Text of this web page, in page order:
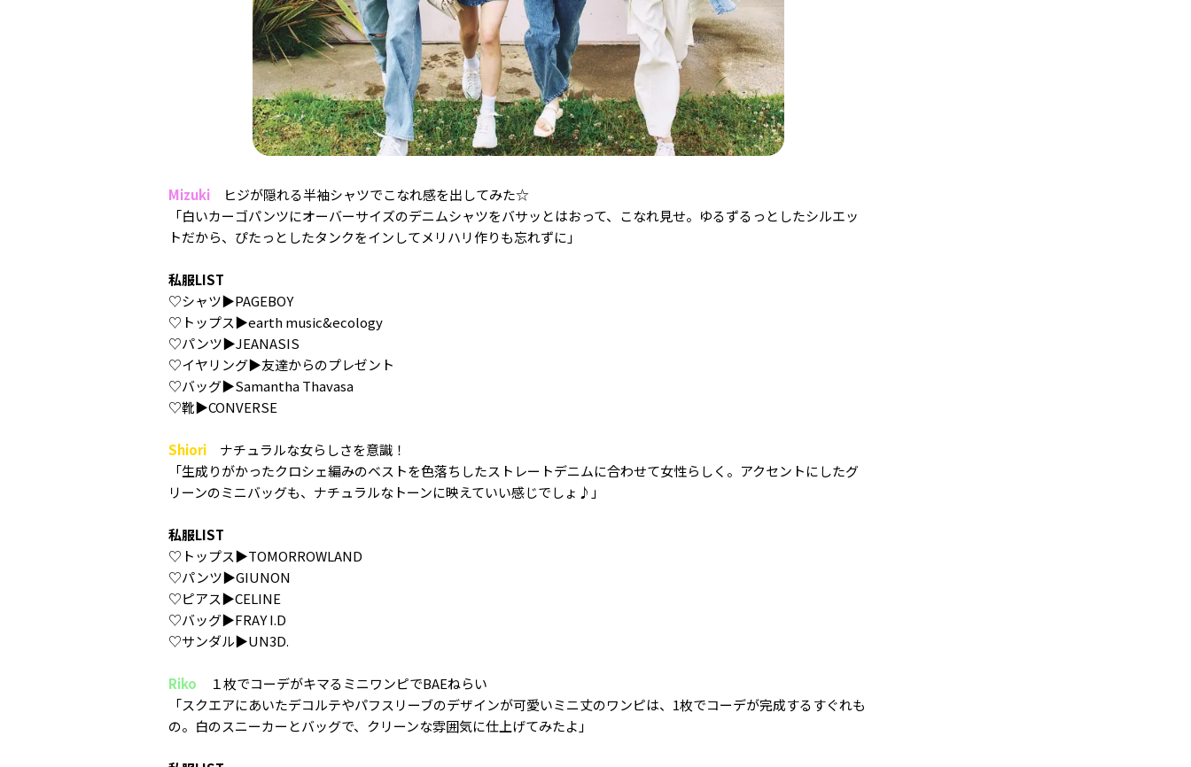
Mizuki
ヒジが隠れる半袖シャツでこなれ感を出してみた☆
「白いカーゴパンツにオーバーサイズのデニムシャツをバサッとはおって、こなれ見せ。ゆるずるっとしたシルエッ
トだから、ぴたっとしたタンクをインしてメリハリ作りも忘れずに」
私服LIST
♡シャツ▶︎PAGEBOY
♡トップス▶︎earth music&ecology
♡パンツ▶︎JEANASIS
♡イヤリング▶︎友達からのプレゼント
♡バッグ▶︎Samantha Thavasa
♡靴▶︎CONVERSE
Shiori
ナチュラルな女らしさを意識！
「生成りがかったクロシェ編みのベストを色落ちしたストレートデニムに合わせて女性らしく。アクセントにしたグ
リーンのミニバッグも、ナチュラルなトーンに映えていい感じでしょ♪」
私服LIST
♡トップス▶︎TOMORROWLAND
♡パンツ▶︎GIUNON
♡ピアス▶︎CELINE
♡バッグ▶︎FRAY I.D
♡サンダル▶︎UN3D.
Riko
１枚でコーデがキマるミニワンピでBAEねらい
「スクエアにあいたデコルテやパフスリーブのデザインが可愛いミニ丈のワンピは、1枚でコーデが完成するすぐれも
の。白のスニーカーとバッグで、クリーンな雰囲気に仕上げてみたよ」